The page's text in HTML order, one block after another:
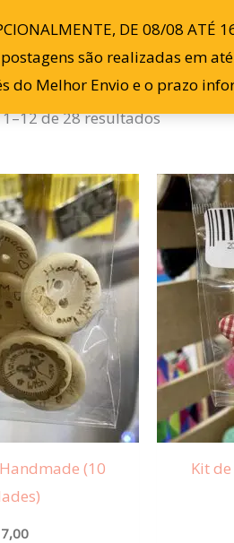
DE 08/08 ATÉ
postagens são realizadas em
do Melhor Envio e o prazo
de 28 resultados
por
mais
recente
(10
7,00
Kit